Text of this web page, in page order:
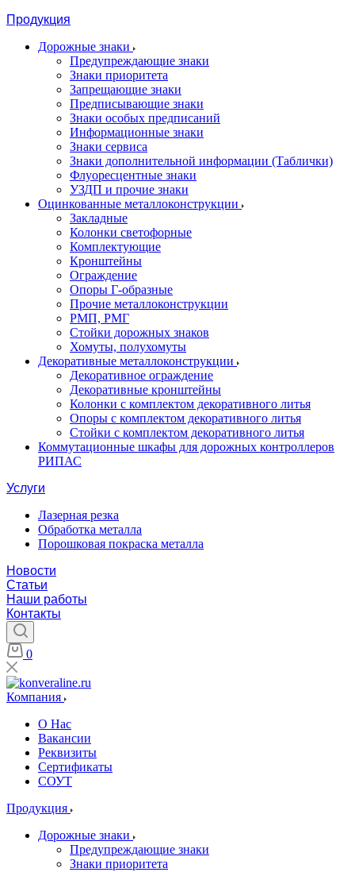
Продукция
Дорожные знаки
Предупреждающие знаки
Знаки приоритета
Запрещающие знаки
Предписывающие знаки
Знаки особых предписаний
Информационные знаки
Знаки сервиса
Знаки дополнительной информации (Таблички)
Флуоресцентные знаки
УЗДП и прочие знаки
Оцинкованные металлоконструкции
Закладные
Колонки светофорные
Комплектующие
Кронштейны
Ограждение
Опоры Г-образные
Прочие металлоконструкции
РМП, РМГ
Стойки дорожных знаков
Хомуты, полухомуты
Декоративные металлоконструкции
Декоративное ограждение
Декоративные кронштейны
Колонки с комплектом декоративного литья
Опоры с комплектом декоративного литья
Стойки с комплектом декоративного литья
Коммутационные шкафы для дорожных контроллеров
РИПАС
Услуги
Лазерная резка
Обработка металла
Порошковая покраска металла
Новости
Статьи
Наши работы
Контакты
0
Компания
О Нас
Вакансии
Реквизиты
Сертификаты
СОУТ
Продукция
Дорожные знаки
Предупреждающие знаки
Знаки приоритета